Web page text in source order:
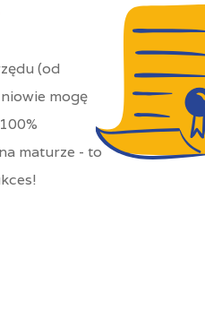
(od
mogę
maturze - to